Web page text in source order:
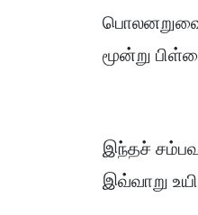
பொலனறுவை,
மூன்று
இந்தச்
இவ்வாறு